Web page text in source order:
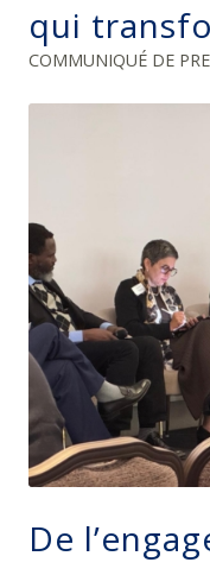
qui
COMMUNIQUÉ DE
De